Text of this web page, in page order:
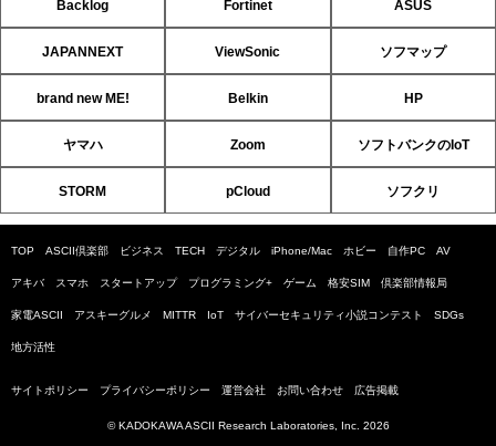
Backlog Fortinet ASUS
JAPANNEXT ViewSonic ソフマップ
brand new ME! Belkin HP
ヤマハ Zoom ソフトバンクのIoT
STORM pCloud ソフクリ
TOP ASCII倶楽部 ビジネス TECH デジタル iPhone/Mac ホビー 自作PC AV
アキバ スマホ スタートアップ プログラミング+ ゲーム 格安SIM 倶楽部情報局
家電ASCII アスキーグルメ MITTR IoT サイバーセキュリティ小説コンテスト SDGs
地方活性
サイトポリシー プライバシーポリシー 運営会社 お問い合わせ 広告掲載
© KADOKAWA ASCII Research Laboratories, Inc. 2026